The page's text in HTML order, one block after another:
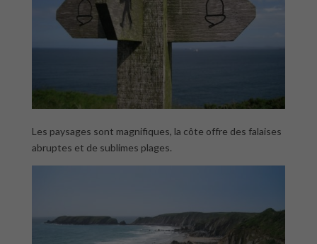
Les paysages sont magnifiques, la côte offre des falaises
abruptes et de sublimes plages.